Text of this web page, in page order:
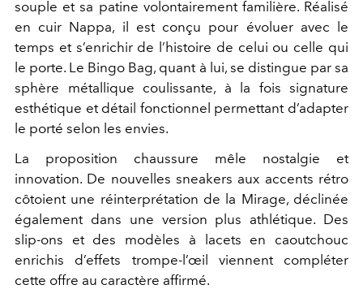
souple et sa patine volontairement familière. Réalisé
en cuir Nappa, il est conçu pour évoluer avec le
temps et s’enrichir de l’histoire de celui ou celle qui
le porte. Le Bingo Bag, quant à lui, se distingue par sa
sphère métallique coulissante, à la fois signature
esthétique et détail fonctionnel permettant d’adapter
le porté selon les envies.
La proposition chaussure mêle nostalgie et
innovation. De nouvelles sneakers aux accents rétro
côtoient une réinterprétation de la Mirage, déclinée
également dans une version plus athlétique. Des
slip-ons et des modèles à lacets en caoutchouc
enrichis d’effets trompe-l’œil viennent compléter
cette offre au caractère affirmé.